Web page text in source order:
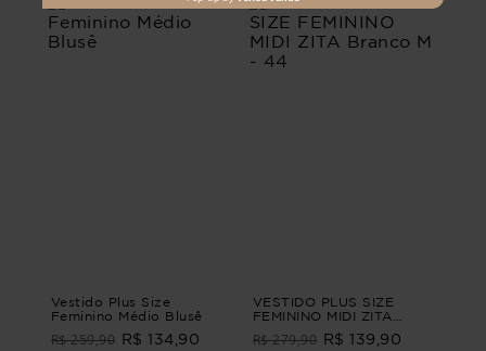
Vestido Plus Size
Feminino Médio Blusê
R$ 259,90 R$ 134,90
VESTIDO PLUS SIZE
FEMININO MIDI ZITA
Branco M - 44
R$ 279,90 R$ 139,90